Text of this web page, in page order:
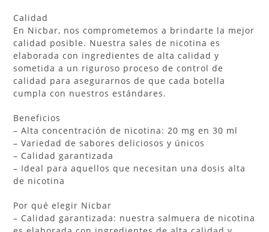
Calidad
En Nicbar, nos comprometemos a brindarte la mejor
calidad posible. Nuestra sales de nicotina es
elaborada con ingredientes de alta calidad y
sometida a un riguroso proceso de control de
calidad para asegurarnos de que cada botella
cumpla con nuestros estándares.
Beneficios
– Alta concentración de nicotina: 20 mg en 30 ml
– Variedad de sabores deliciosos y únicos
– Calidad garantizada
– Ideal para aquellos que necesitan una dosis alta
de nicotina
Por qué elegir Nicbar
– Calidad garantizada: nuestra salmuera de nicotina